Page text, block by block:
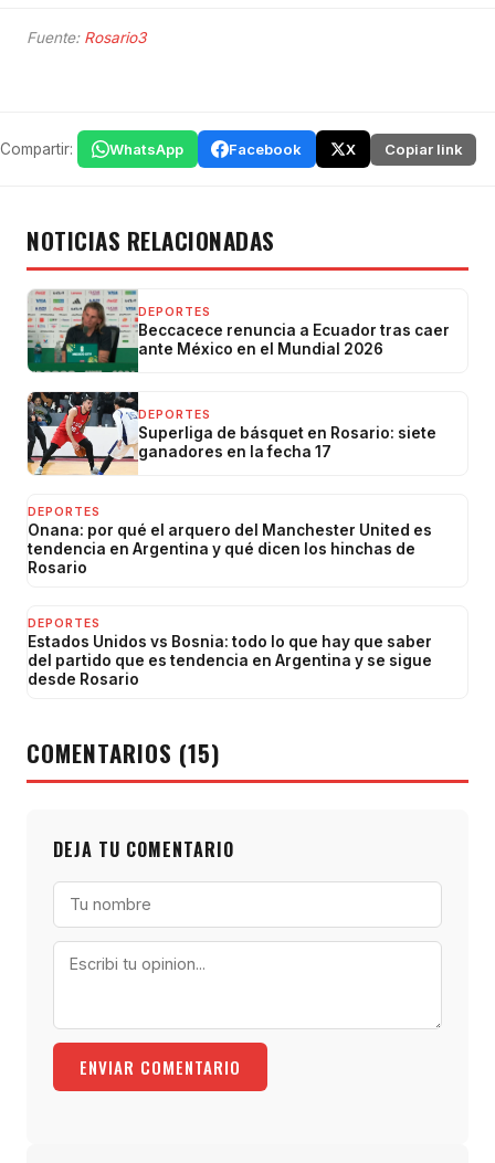
Fuente: Rosario3
Compartir: WhatsApp Facebook X Copiar link
NOTICIAS RELACIONADAS
DEPORTES
Beccacece renuncia a Ecuador tras caer
ante México en el Mundial 2026
DEPORTES
Superliga de básquet en Rosario: siete
ganadores en la fecha 17
DEPORTES
Onana: por qué el arquero del Manchester United es
tendencia en Argentina y qué dicen los hinchas de
Rosario
DEPORTES
Estados Unidos vs Bosnia: todo lo que hay que saber
del partido que es tendencia en Argentina y se sigue
desde Rosario
COMENTARIOS (15)
DEJA TU COMENTARIO
ENVIAR COMENTARIO